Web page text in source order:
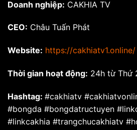
Doanh nghiệp: CAKHIA TV
CEO: Châu Tuấn Phát
Website: https://cakhiatv1.online/
Thời gian hoạt động: 24h từ Thứ
Hashtag: #cakhiatv
#bongda #bongdatructuyen
#linkcakhia #trangchucakhiatv